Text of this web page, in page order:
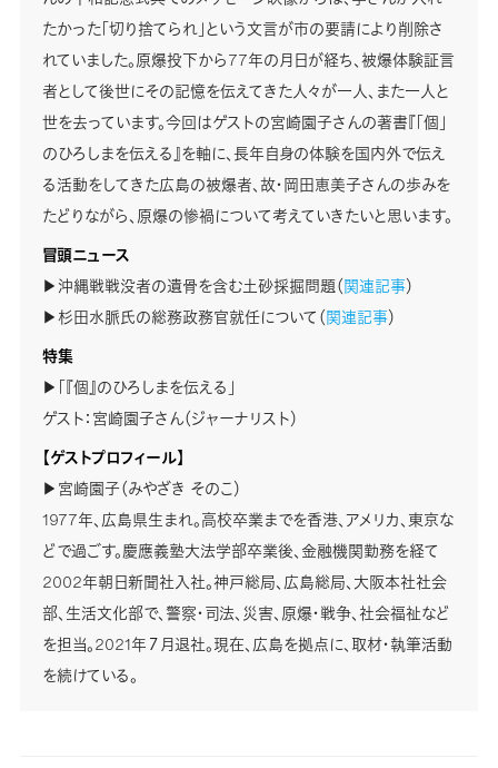
たかった「切り捨てられ」という文言が市の要請により削除さ
れていました。原爆投下から77年の月日が経ち、被爆体験証言
者として後世にその記憶を伝えてきた人々が一人、また一人と
世を去っています。今回はゲストの宮崎園子さんの著書『「個」
のひろしまを伝える』を軸に、長年自身の体験を国内外で伝え
る活動をしてきた広島の被爆者、故・岡田恵美子さんの歩みを
たどりながら、原爆の惨禍について考えていきたいと思います。
冒頭ニュース
▶沖縄戦戦没者の遺骨を含む土砂採掘問題（関連記事）
▶杉田水脈氏の総務政務官就任について（関連記事）
特集
▶「『個』のひろしまを伝える」
ゲスト：宮崎園子さん（ジャーナリスト）
【ゲストプロフィール】
▶宮崎園子（みやざき そのこ）
1977年、広島県生まれ。高校卒業までを香港、アメリカ、東京な
どで過ごす。慶應義塾大法学部卒業後、金融機関勤務を経て
2002年朝日新聞社入社。神戸総局、広島総局、大阪本社社会
部、生活文化部で、警察・司法、災害、原爆・戦争、社会福祉など
を担当。2021年７月退社。現在、広島を拠点に、取材・執筆活動
を続けている。